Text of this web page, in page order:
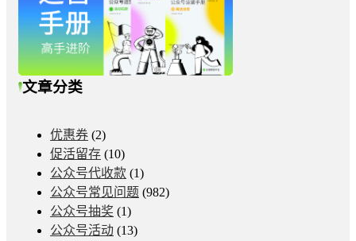
文章分类
优惠券 (2)
促活留存 (10)
公众号代收款 (1)
公众号常见问题 (982)
公众号抽奖 (1)
公众号活动 (13)